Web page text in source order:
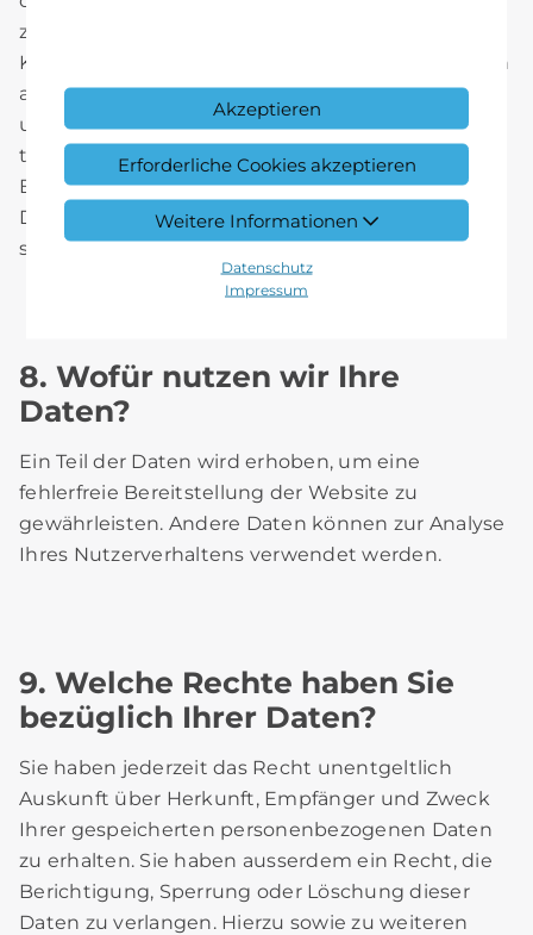
Akzeptieren
Erforderliche Cookies akzeptieren
Weitere Informationen
Datenschutz
Impressum
z.B. um Daten handeln, die Sie in ein
Kontaktformular eingeben. Andere Daten werden
automatisch beim Besuch der Website durch
unsere IT-Systeme erfasst. Das sind vor allem
technische Daten (z.B. Internetbrowser,
Betriebssystem oder Uhrzeit des Seitenaufrufs).
Die Erfassung dieser Daten erfolgt automatisch,
sobald Sie unsere Website betreten.
8. Wofür nutzen wir Ihre
Daten?
Ein Teil der Daten wird erhoben, um eine
fehlerfreie Bereitstellung der Website zu
gewährleisten. Andere Daten können zur Analyse
Ihres Nutzerverhaltens verwendet werden.
9. Welche Rechte haben Sie
bezüglich Ihrer Daten?
Sie haben jederzeit das Recht unentgeltlich
Auskunft über Herkunft, Empfänger und Zweck
Ihrer gespeicherten personenbezogenen Daten
zu erhalten. Sie haben ausserdem ein Recht, die
Berichtigung, Sperrung oder Löschung dieser
Daten zu verlangen. Hierzu sowie zu weiteren